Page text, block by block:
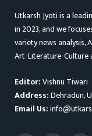
Utkarsh Jyoti is a
in 2023, and we
variety news analysis,
Art-Literature-Culture
Editor:Vishnu Tiwari
Address:Dehradun,
Email Us: